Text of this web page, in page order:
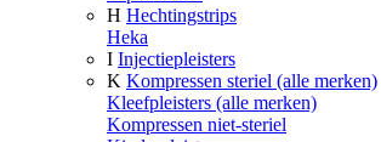
H Hechtingstrips
Heka
I Injectiepleisters
K Kompressen steriel (alle merken)
Kleefpleisters (alle merken)
Kompressen niet-steriel